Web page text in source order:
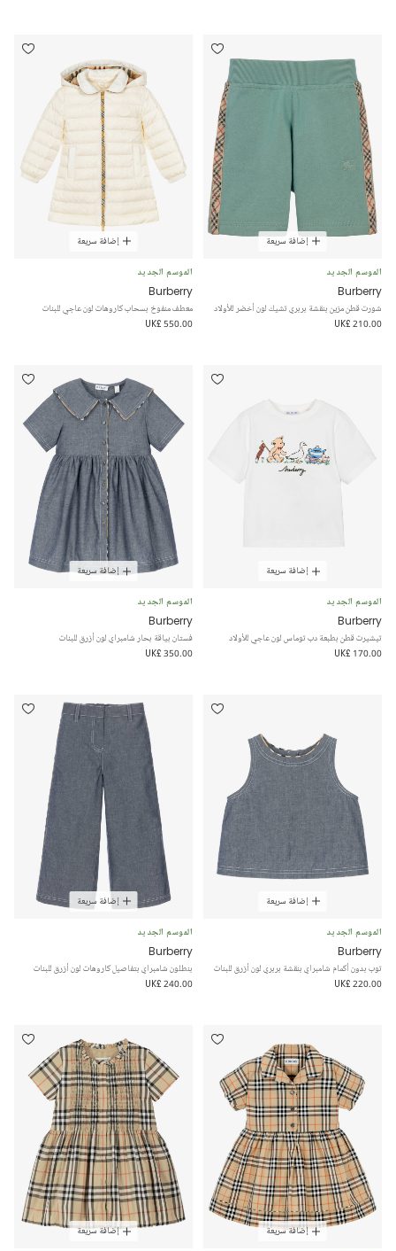
إضافة سريعة
الموسم الجديد
Burberry
شورت قطن مزين بنقشة بربري تشيك لون أخضر للأولاد
UK£ 210.00
إضافة سريعة
الموسم الجديد
Burberry
معطف منفوخ بسحاب كاروهات لون عاجي للبنات
UK£ 550.00
إضافة سريعة
الموسم الجديد
Burberry
تيشيرت قطن بطبعة دب توماس لون عاجي للأولاد
UK£ 170.00
إضافة سريعة
الموسم الجديد
Burberry
فستان بياقة بحار شامبراي لون أزرق للبنات
UK£ 350.00
إضافة سريعة
الموسم الجديد
Burberry
توب بدون أكمام شامبراي بنقشة بربري لون أزرق للبنات
UK£ 220.00
إضافة سريعة
الموسم الجديد
Burberry
بنطلون شامبراي بتفاصيل كاروهات لون أزرق للبنات
UK£ 240.00
إضافة سريعة إضافة سريعة